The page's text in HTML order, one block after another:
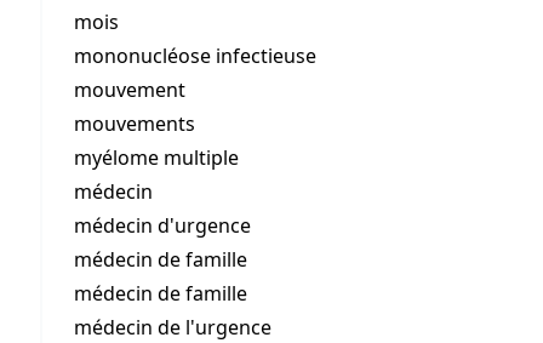
mois
mononucléose infectieuse
mouvement
mouvements
myélome multiple
médecin
médecin d'urgence
médecin de famille
médecin de famille
médecin de l'urgence